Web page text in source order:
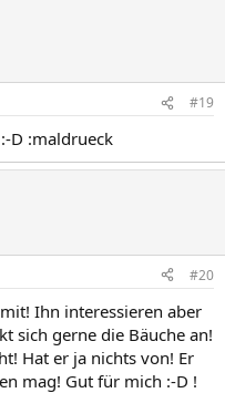
#19
D :maldrueck
#20
Ihn interessieren aber
sich gerne die Bäuche an!
Hat er ja nichts von! Er
mag! Gut für mich :-D !